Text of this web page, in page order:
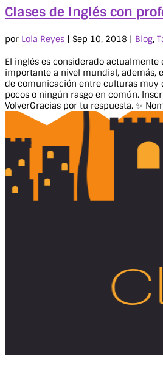
Clases de Inglés con
por Lola Reyes | Sep 10, 2018 | Blog,
El inglés es considerado actualmente
importante a nivel mundial, además,
de comunicación entre culturas muy
pocos o ningún rasgo en común.
VolverGracias por tu respuesta. ✨